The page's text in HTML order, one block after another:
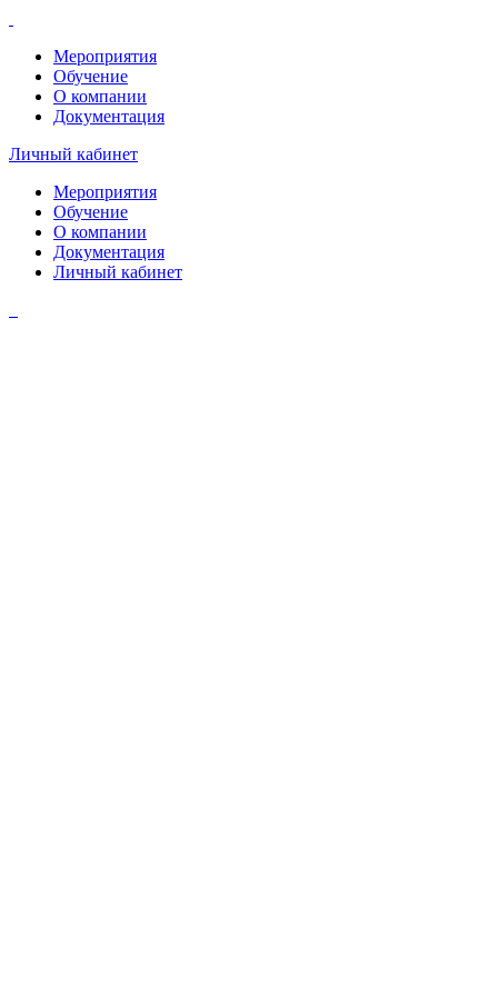
Мероприятия
Обучение
О компании
Документация
Личный кабинет
Мероприятия
Обучение
О компании
Документация
Личный кабинет